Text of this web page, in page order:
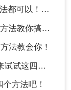
赶紧试试！
教你搞定！
法教会你！
压缩方法！
方法吧！